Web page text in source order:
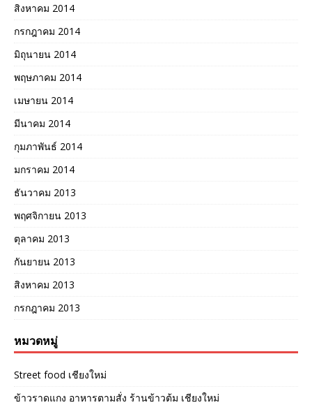
สิงหาคม 2014
กรกฎาคม 2014
มิถุนายน 2014
พฤษภาคม 2014
เมษายน 2014
มีนาคม 2014
กุมภาพันธ์ 2014
มกราคม 2014
ธันวาคม 2013
พฤศจิกายน 2013
ตุลาคม 2013
กันยายน 2013
สิงหาคม 2013
กรกฎาคม 2013
หมวดหมู่
Street food เชียงใหม่
ข้าวราดแกง อาหารตามสั่ง ร้านข้าวต้ม เชียงใหม่